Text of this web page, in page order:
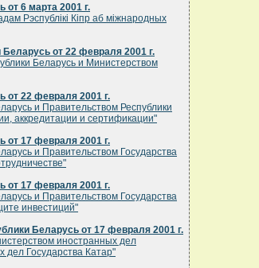
6 марта 2001 г.
Рэспублiкi Кiпр аб мiжнародных
от 22 февраля 2001 г.
Беларусь и Министерством
от 22 февраля 2001 г.
и Правительством Республики
аккредитации и сертификации"
от 17 февраля 2001 г.
и Правительством Государства
от 17 февраля 2001 г.
и Правительством Государства
инвестиций"
Беларусь от 17 февраля 2001 г.
иностранных дел
дел Государства Катар"